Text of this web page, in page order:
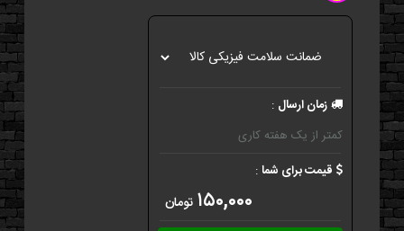
زمان ارسال :
کمتر از یک هفته کاری
قیمت برای شما:
۱۵۰,۰۰۰ تومان